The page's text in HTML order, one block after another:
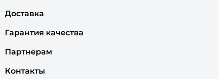
Доставка
Гарантия качества
Партнерам
Контакты